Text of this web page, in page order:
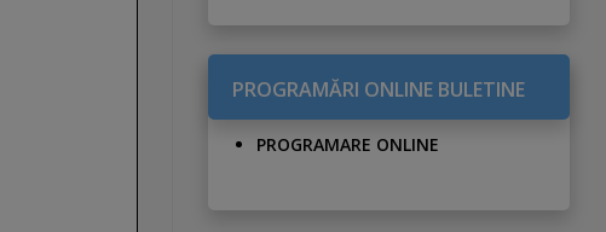
PROGRAMĂRI ONLINE BULETINE
PROGRAMARE ONLINE